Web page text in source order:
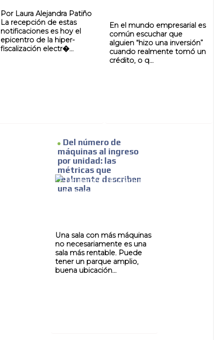
Por Laura Alejandra Patiño
La recepción de estas
notificaciones es hoy el
epicentro de la hiper-
fiscalización electr�...
En el mundo empresarial es
común escuchar que
alguien “hizo una inversión”
cuando realmente tomó un
crédito, o q...
Del número de
máquinas al ingreso
por unidad: las
métricas que
realmente describen
una sala
Una sala con más máquinas
no necesariamente es una
sala más rentable. Puede
tener un parque amplio,
buena ubicación...